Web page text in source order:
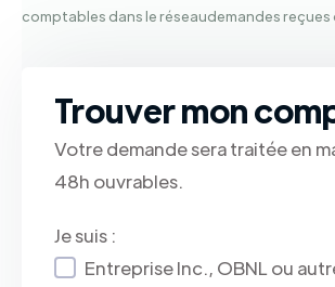
comptables dans le réseaudemandes reçues
Trouver mon
Votre demande sera traitée en
48h ouvrables.
Je suis :
Entreprise Inc., OBNL ou